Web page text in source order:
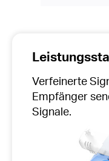
Verfeinerte
Empfänger
Signale.